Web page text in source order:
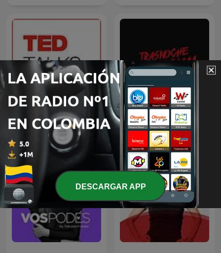
TED Talks Daily Trasnoche Paranormal
DESCARGAR APP